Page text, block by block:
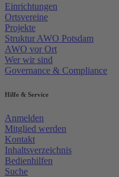
Einrichtungen
Ortsvereine
Projekte
Struktur AWO Potsdam
AWO vor Ort
Wer wir sind
Governance & Compliance
Hilfe & Service
Anmelden
Mitglied werden
Kontakt
Inhaltsverzeichnis
Bedienhilfen
Suche